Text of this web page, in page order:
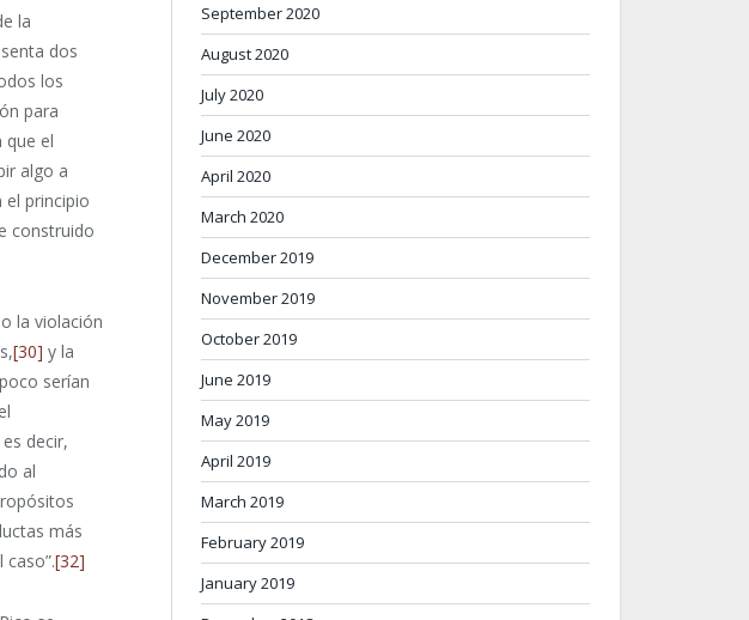
la
dos
los
para
que el
algo a
principio
construido
la violación
[30] y la
serían
decir,
al
más
[32]
September 2020
August 2020
July 2020
June 2020
April 2020
March 2020
December 2019
November 2019
October 2019
June 2019
May 2019
April 2019
March 2019
February 2019
January 2019